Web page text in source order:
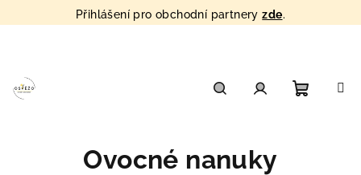
Přihlášení pro obchodní partneryzde.
Ovocné nanuky